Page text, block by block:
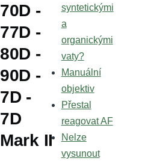
70D -
77D -
80D -
90D -
7D -
7D
Mark II
syntetickými
a
organickými
vaty?
Manuální
objektiv
Přestal
reagovat AF
Nelze
vysunout